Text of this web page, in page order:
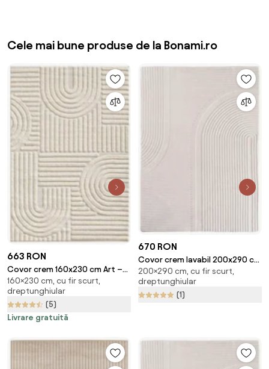
Cele mai bune produse de la Bonami.ro
663 RON
Covor crem 160x230 cm Art –
Ayyildiz Carpets
160×230 cm, cu fir scurt,
dreptunghiular
(5)
Livrare gratuită
670 RON
Covor crem lavabil 200x290 cm
Pompei 1612 – Ayyildiz Carpets
200×290 cm, cu fir scurt,
dreptunghiular
(1)